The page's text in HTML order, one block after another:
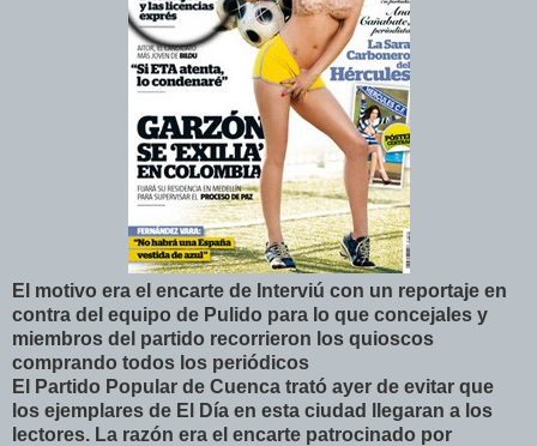
El motivo era el encarte de Interviú con un reportaje en
contra del equipo de Pulido para lo que concejales y
miembros del partido recorrieron los quioscos
comprando todos los periódicos
El Partido Popular de Cuenca trató ayer de evitar que
los ejemplares de El Día en esta ciudad llegaran a los
lectores. La razón era el encarte patrocinado por